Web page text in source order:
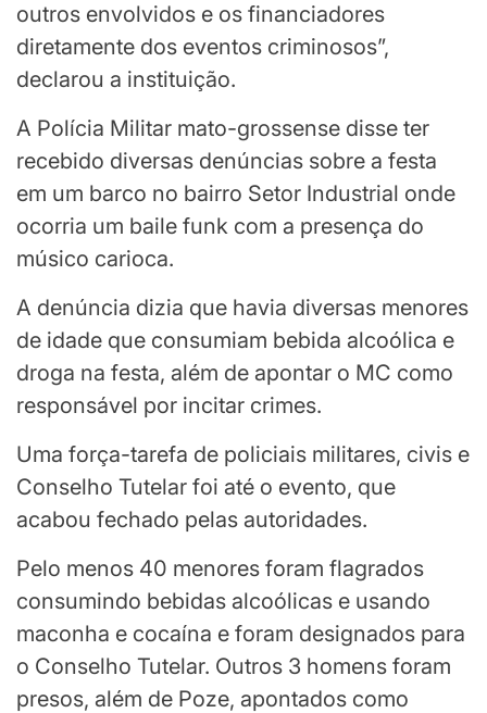
outros envolvidos e os financiadores
diretamente dos eventos criminosos”,
declarou a instituição.
A Polícia Militar mato-grossense disse ter
recebido diversas denúncias sobre a festa
em um barco no bairro Setor Industrial onde
ocorria um baile funk com a presença do
músico carioca.
A denúncia dizia que havia diversas menores
de idade que consumiam bebida alcoólica e
droga na festa, além de apontar o MC como
responsável por incitar crimes.
Uma força-tarefa de policiais militares, civis e
Conselho Tutelar foi até o evento, que
acabou fechado pelas autoridades.
Pelo menos 40 menores foram flagrados
consumindo bebidas alcoólicas e usando
maconha e cocaína e foram designados para
o Conselho Tutelar. Outros 3 homens foram
presos, além de Poze, apontados como